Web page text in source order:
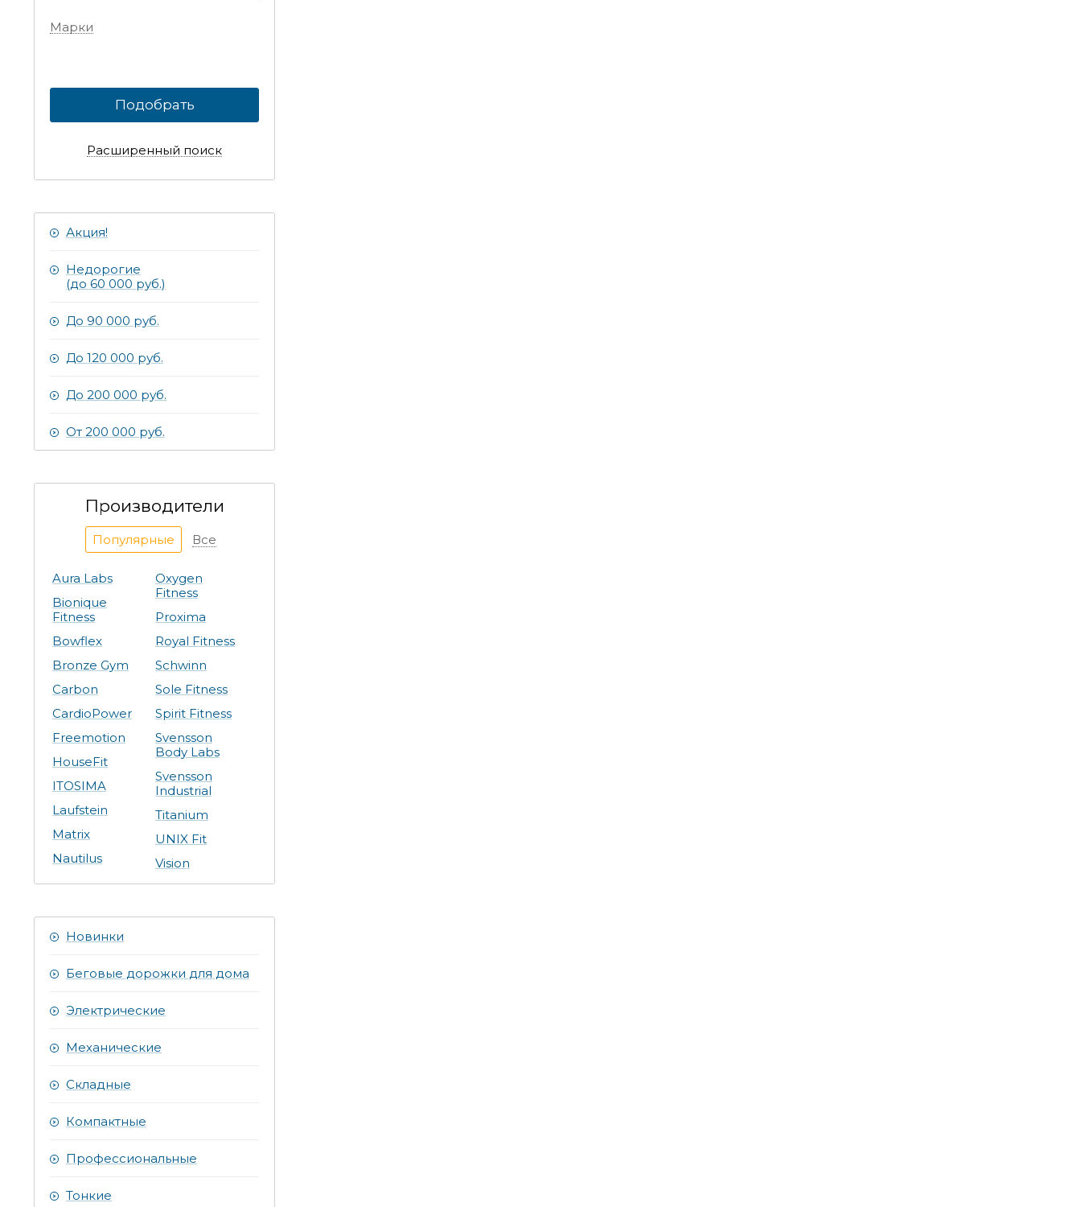
Марки
Подобрать
Расширенный поиск
Акция!
Недорогие
(до 60 000 руб.)
До 90 000 руб.
До 120 000 руб.
До 200 000 руб.
От 200 000 руб.
Производители
Популярные Все
Aura Labs
Bionique
Fitness
Bowflex
Bronze Gym
Carbon
CardioPower
Freemotion
HouseFit
ITOSIMA
Laufstein
Matrix
Nautilus
Oxygen
Fitness
Proxima
Royal Fitness
Schwinn
Sole Fitness
Spirit Fitness
Svensson
Body Labs
Svensson
Industrial
Titanium
UNIX Fit
Vision
Новинки
Беговые дорожки для дома
Электрические
Механические
Складные
Компактные
Профессиональные
Тонкие